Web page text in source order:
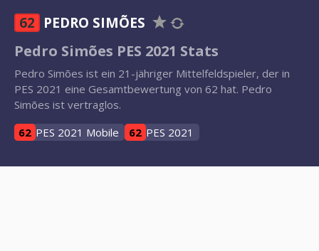
62 PEDRO SIMÕES
Pedro Simões PES 2021 Stats
Pedro Simões ist ein 21-jähriger Mittelfeldspieler, der in
PES 2021 eine Gesamtbewertung von 62 hat. Pedro
Simões ist vertraglos.
62 PES 2021 Mobile 62 PES 2021